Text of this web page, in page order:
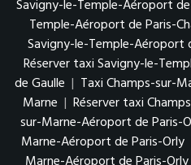
Savigny-le-Temple-Aéroport
Temple-Aéroport de Paris-
Savigny-le-Temple-Aéroport
Réserver taxi Savigny-le-
de Gaulle | Taxi Champs-sur-
Marne | Réserver taxi
sur-Marne-Aéroport de Paris-
Marne-Aéroport de Paris-Orly